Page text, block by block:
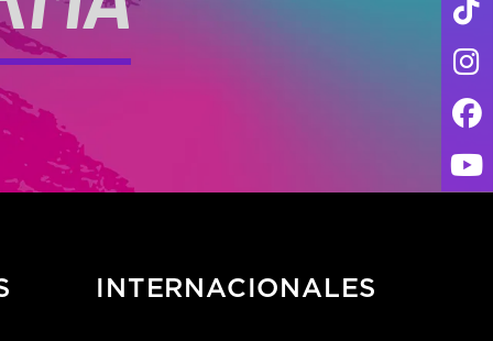
INTERNACIONALES